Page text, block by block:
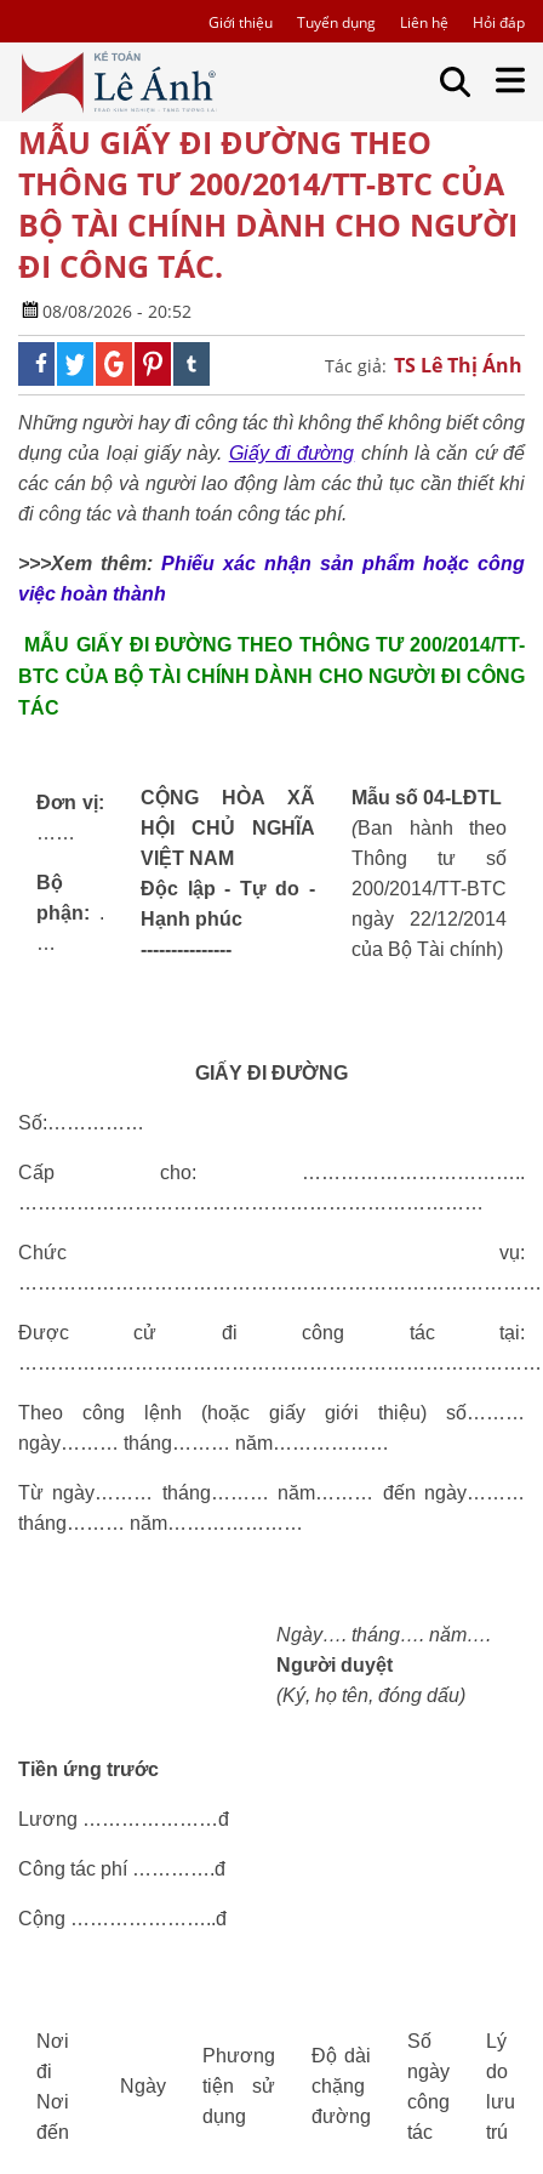
Giới thiệu Tuyển dụng Liên hệ Hỏi đáp
MẪU GIẤY ĐI ĐƯỜNG THEO
THÔNG TƯ 200/2014/TT-BTC CỦA
BỘ TÀI CHÍNH DÀNH CHO NGƯỜI
ĐI CÔNG TÁC.
08/08/2026 - 20:52
Tác giả: TS Lê Thị Ánh
Những người hay đi công tác thì không thể không biết công
dụng của loại giấy này. Giấy đi đường chính là căn cứ để
các cán bộ và người lao động làm các thủ tục cần thiết khi
đi công tác và thanh toán công tác phí.
>>>Xem thêm: Phiếu xác nhận sản phẩm hoặc công
việc hoàn thành
MẪU GIẤY ĐI ĐƯỜNG THEO THÔNG TƯ 200/2014/TT-
BTC CỦA BỘ TÀI CHÍNH DÀNH CHO NGƯỜI ĐI CÔNG
TÁC
Đơn vị:
……
Bộ
phận: .
…
CỘNG HÒA XÃ
HỘI CHỦ NGHĨA
VIỆT NAM
Độc lập - Tự do -
Hạnh phúc
---------------
Mẫu số 04-LĐTL
(Ban hành theo
Thông tư số
200/2014/TT-BTC
ngày 22/12/2014
của Bộ Tài chính)
GIẤY ĐI ĐƯỜNG
Số:……………
Cấp cho: ……………………………..
………………………………………………………………
Chức vụ:
Được cử đi công tác tại:
Theo công lệnh (hoặc giấy giới thiệu) số………
ngày……… tháng……… năm………………
Từ ngày……… tháng……… năm……… đến ngày………
tháng……… năm…………………
Ngày…. tháng…. năm….
Người duyệt
(Ký, họ tên, đóng dấu)
Tiền ứng trước
Lương …………………đ
Công tác phí ………….đ
Cộng …………………..đ
Nơi
đi
Nơi
đến
Ngày
Phương
tiện sử
dụng
Độ dài
chặng
đường
Số
ngày
công
tác
Lý
do
lưu
trú